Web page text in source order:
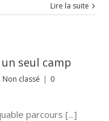
Lire la suite
seul camp
Non classé | 0
parcours [...]